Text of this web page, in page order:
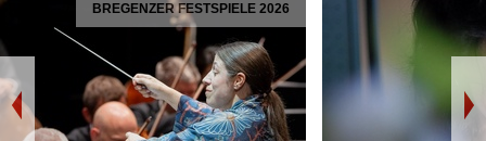
BREGENZER FESTSPIELE 2026